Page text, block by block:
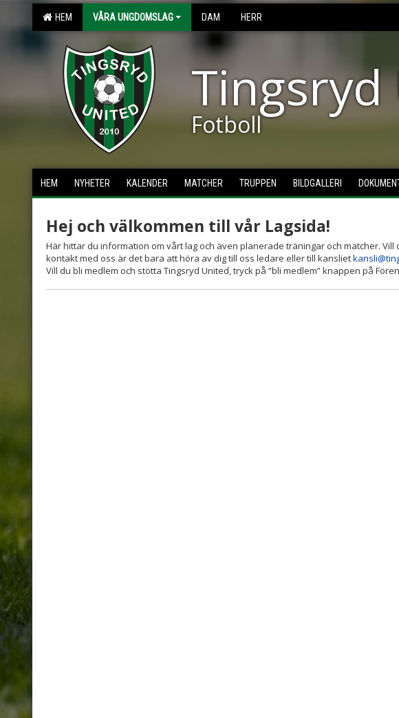
HEM VÅRA UNGDOMSLAG DAM HERR
Fotboll
HEM NYHETER KALENDER MATCHER TRUPPEN BILDGALLERI
Hej och välkommen till vår Lagsida!
Här hittar du information om vårt lag och även planerade träningar och matcher. Vill
kontakt med oss är det bara att höra av dig till oss ledare eller till kansliet
Vill du bli medlem och stötta Tingsryd United, tryck på ”bli medlem” knappen på